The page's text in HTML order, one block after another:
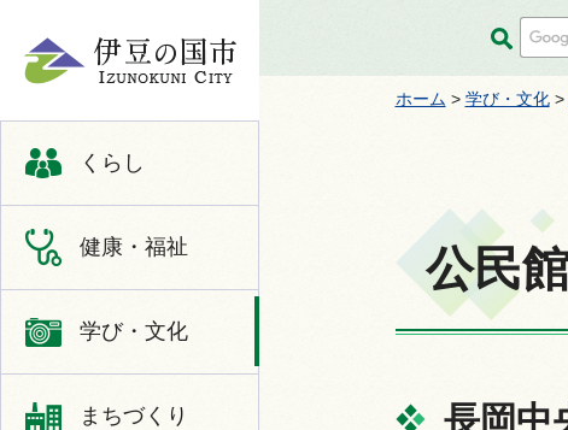
くらし
健康・福祉
学び・文化
まちづくり
ホーム > 学び・文化>
公民
長岡中